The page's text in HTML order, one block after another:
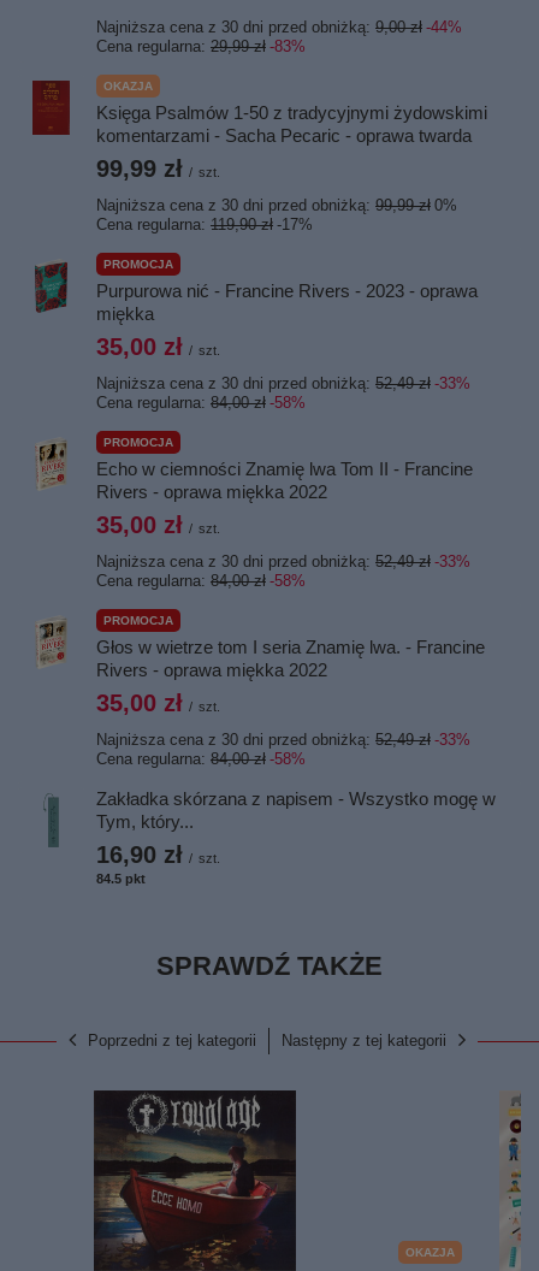
Najniższa cena z 30 dni przed obniżką: 9,00 zł -44%
Cena regularna: 29,99 zł -83%
OKAZJA
Księga Psalmów 1-50 z tradycyjnymi żydowskimi
komentarzami - Sacha Pecaric - oprawa twarda
99,99 zł / szt.
Najniższa cena z 30 dni przed obniżką: 99,99 zł 0%
Cena regularna: 119,90 zł -17%
PROMOCJA
Purpurowa nić - Francine Rivers - 2023 - oprawa
miękka
35,00 zł / szt.
Najniższa cena z 30 dni przed obniżką: 52,49 zł -33%
Cena regularna: 84,00 zł -58%
PROMOCJA
Echo w ciemności Znamię lwa Tom II - Francine
Rivers - oprawa miękka 2022
35,00 zł / szt.
Najniższa cena z 30 dni przed obniżką: 52,49 zł -33%
Cena regularna: 84,00 zł -58%
PROMOCJA
Głos w wietrze tom I seria Znamię lwa. - Francine
Rivers - oprawa miękka 2022
35,00 zł / szt.
Najniższa cena z 30 dni przed obniżką: 52,49 zł -33%
Cena regularna: 84,00 zł -58%
Zakładka skórzana z napisem - Wszystko mogę w
Tym, który...
16,90 zł / szt.
84.5 pkt
SPRAWDŹ TAKŻE
Poprzedni z tej kategorii Następny z tej kategorii
OKAZJA